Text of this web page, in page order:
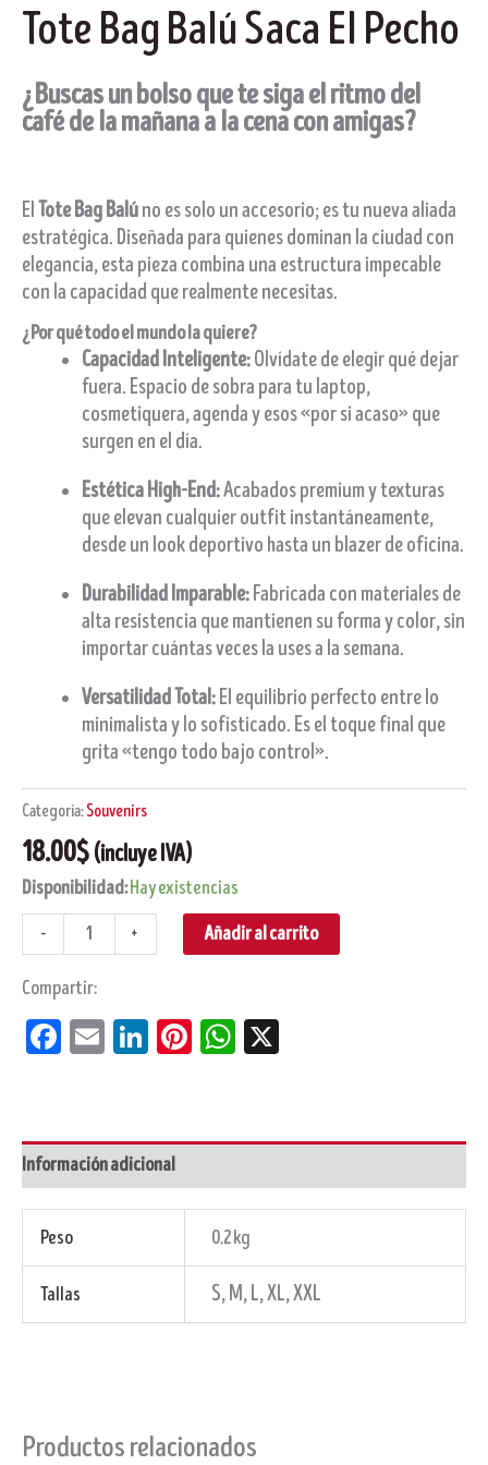
Tote Bag Balú Saca El Pecho
¿Buscas un bolso que te siga el ritmo del
café de la mañana a la cena con amigas?
ElTote Bag Balúno es solo un accesorio; es tu nueva aliada
estratégica. Diseñada para quienes dominan la ciudad con
elegancia, esta pieza combina una estructura impecable
con la capacidad que realmente necesitas.
¿Por qué todo el mundo la quiere?
Capacidad Inteligente:Olvídate de elegir qué dejar
fuera. Espacio de sobra para tu laptop,
cosmetiquera, agenda y esos «por si acaso» que
surgen en el día.
Estética High-End:Acabados premium y texturas
que elevan cualquier outfit instantáneamente,
desde un look deportivo hasta un blazer de oficina.
Durabilidad Imparable:Fabricada con materiales de
alta resistencia que mantienen su forma y color, sin
importar cuántas veces la uses a la semana.
Versatilidad Total:El equilibrio perfecto entre lo
minimalista y lo sofisticado. Es el toque final que
grita «tengo todo bajo control».
Categoría:Souvenirs
18.00$(incluye IVA)
Disponibilidad:Hay existencias
-
+ Añadir al carrito
Compartir:
Facebook
EmailLinkedIn
PinterestWhatsApp
Información adicional
Peso 0.2 kg
Tallas S, M, L, XL, XXL
Productos relacionados